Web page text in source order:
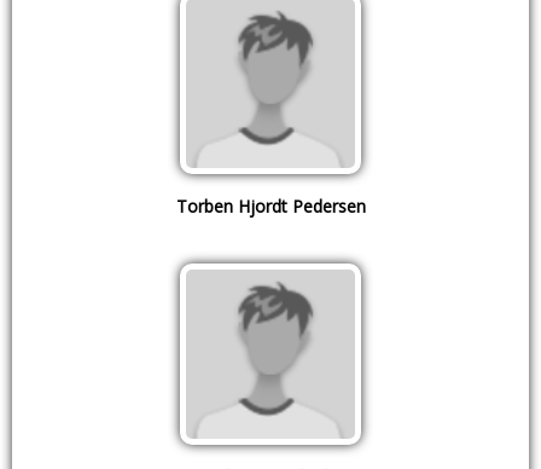
Torben Hjordt Pedersen